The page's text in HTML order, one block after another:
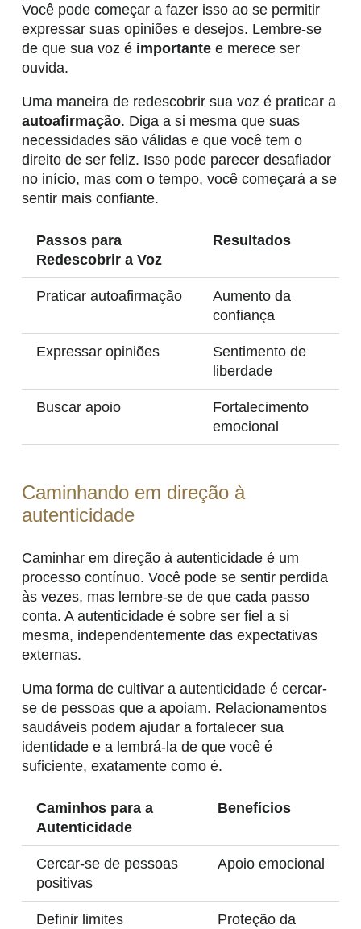
Você pode começar a fazer isso ao se permitir
expressar suas opiniões e desejos. Lembre-se
de que sua voz é importante e merece ser
ouvida.
Uma maneira de redescobrir sua voz é praticar a
autoafirmação. Diga a si mesma que suas
necessidades são válidas e que você tem o
direito de ser feliz. Isso pode parecer desafiador
no início, mas com o tempo, você começará a se
sentir mais confiante.
Passos para
Redescobrir a Voz
Resultados
Praticar autoafirmação
Aumento da
confiança
Expressar opiniões
Sentimento de
liberdade
Buscar apoio
Fortalecimento
emocional
Caminhando em direção à
autenticidade
Caminhar em direção à autenticidade é um
processo contínuo. Você pode se sentir perdida
às vezes, mas lembre-se de que cada passo
conta. A autenticidade é sobre ser fiel a si
mesma, independentemente das expectativas
externas.
Uma forma de cultivar a autenticidade é cercar-
se de pessoas que a apoiam. Relacionamentos
saudáveis podem ajudar a fortalecer sua
identidade e a lembrá-la de que você é
suficiente, exatamente como é.
Caminhos para a
Autenticidade
Benefícios
Cercar-se de pessoas
positivas
Apoio emocional
Definir limites
Proteção da